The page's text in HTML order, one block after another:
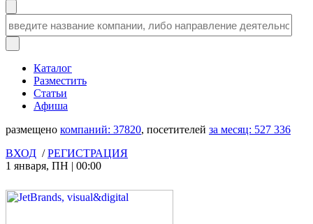
Каталог
Разместить
Статьи
Афиша
размещено компаний: 37820, посетителей за месяц: 527 336
ВХОД /РЕГИСТРАЦИЯ
1 января, ПН | 00:00